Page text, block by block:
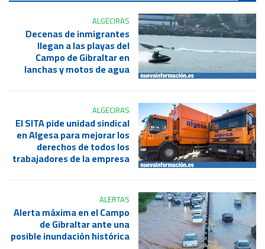
ALGECIRAS
Decenas de inmigrantes
llegan a las playas del
Campo de Gibraltar en
lanchas y motos de agua
ALGECIRAS
El SITA pide unidad sindical
en Algesa para mejorar los
derechos de todos los
trabajadores de la empresa
ALERTAS
Alerta máxima en el Campo
de Gibraltar ante una
posible inundación histórica